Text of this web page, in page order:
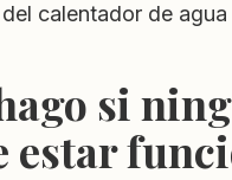
calentador de
si
estar